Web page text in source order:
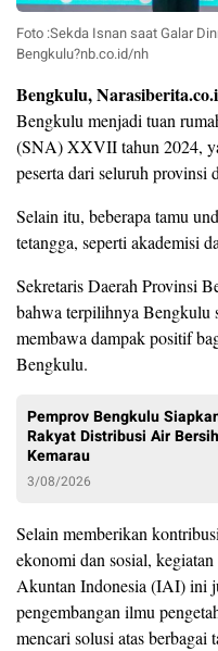
Foto :Sekda Isnan saat Galar
Bengkulu?nb.co.id/nh
Bengkulu,
Bengkulu menjadi tuan
(SNA) XXVII tahun 2024,
peserta dari seluruh provinsi
Selain itu, beberapa tamu
tetangga, seperti akademisi
Sekretaris Daerah Provinsi
bahwa terpilihnya
membawa dampak positif
Bengkulu.
Pemprov Bengkulu
Rakyat Distribusi Air
Kemarau
3/08/2026
Selain memberikan
ekonomi dan sosial,
Akuntan Indonesia (IAI) ini
pengembangan ilmu
mencari solusi atas berbagai